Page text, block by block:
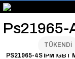
"Saat 14:00'a
"Binlerce
"Toptan
"Üyelere
Ps21965-
TÜKENDİ
PS21965-4S IPM IGBT